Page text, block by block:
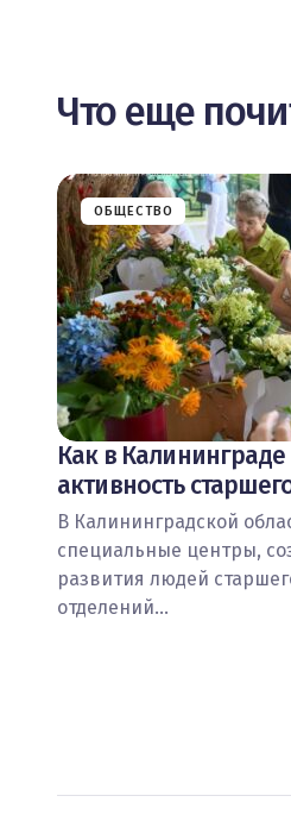
Что еще
ОБЩЕСТВО
Как в
активность
В Калининградской
специальные центры,
развития людей
отделений…